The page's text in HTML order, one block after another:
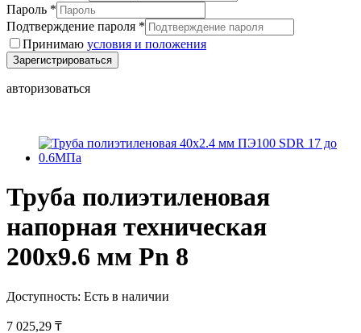
Пароль *
Подтверждение пароля *
Принимаю условия и положения
Зарегистрироваться
авторизоваться
Труба полиэтиленовая
напорная техническая
200х9.6 мм Pn 8
Доступность: Есть в наличии
7 025,29 ₸